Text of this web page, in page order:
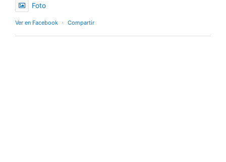
Foto
Ver en Facebook · Compartir